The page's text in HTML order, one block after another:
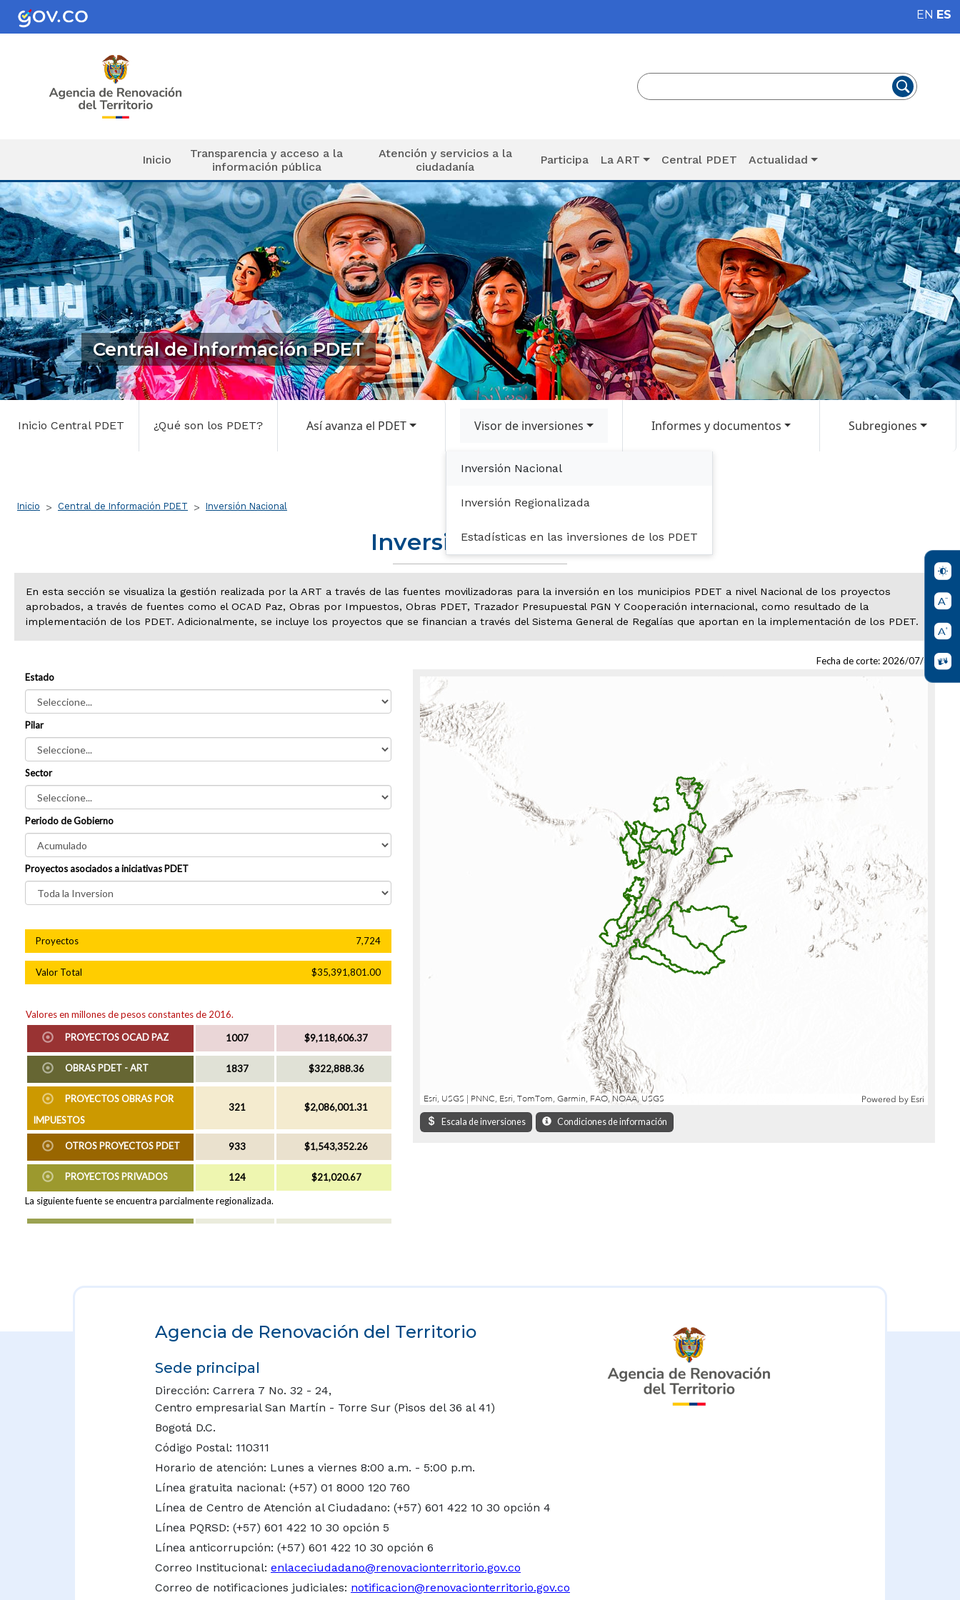
Pasar al contenido principal EN ES
Navegación principal
Inicio
Transparencia y acceso a la
información pública
Atención y servicios a la
ciudadanía
Participa La ART Central PDET Actualidad
Central de Información PDET
Inicio Central PDET ¿Qué son los PDET? Así avanza el PDET Visor de inversiones
Inversión Nacional
Inversión Regionalizada
Estadísticas en las inversiones de los PDET
Informes y documentos Subregiones
PATR
Ruta de navegación
Inicio Central de Información PDET Inversión Nacional
Inversión Nacional
En esta sección se visualiza la gestión realizada por la ART a través de las fuentes movilizadoras para la inversión en los municipios PDET a nivel Nacional de los proyectos
aprobados, a través de fuentes como el OCAD Paz, Obras por Impuestos, Obras PDET, Trazador Presupuestal PGN Y Cooperación internacional, como resultado de la
implementación de los PDET. Adicionalmente, se incluye los proyectos que se financian a través del Sistema General de Regalías que aportan en la implementación de los PDET.
Agencia de Renovación del Territorio
Sede principal
Dirección: Carrera 7 No. 32 - 24,
Centro empresarial San Martín - Torre Sur (Pisos del 36 al 41)
Bogotá D.C.
Código Postal: 110311
Horario de atención: Lunes a viernes 8:00 a.m. - 5:00 p.m.
Línea gratuita nacional: (+57) 01 8000 120 760
Línea de Centro de Atención al Ciudadano: (+57) 601 422 10 30 opción 4
Línea PQRSD: (+57) 601 422 10 30 opción 5
Línea anticorrupción: (+57) 601 422 10 30 opción 6
Correo Institucional: enlaceciudadano@renovacionterritorio.gov.co
Correo de notificaciones judiciales: notificacion@renovacionterritorio.gov.co